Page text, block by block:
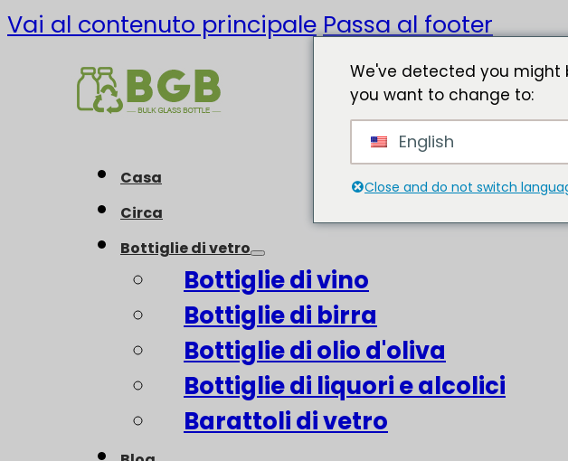
Vai al contenuto principalePassa al footer
Casa
Circa
Bottiglie di vetro
Bottiglie di vino
Bottiglie di birra
Bottiglie di olio d'oliva
Bottiglie di liquori e alcolici
Barattoli di vetro
We've detected you might
you want to change to:
English
Close and do not switch